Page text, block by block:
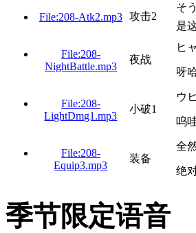
File:208-Atk2.mp3 攻击2
そ
是
File:208-
NightBattle.mp3
夜战
ヒ
呀
File:208-
LightDmg1.mp3
小破1
ウ
呜
File:208-
Equip3.mp3
装备
全
绝
季节限定语音